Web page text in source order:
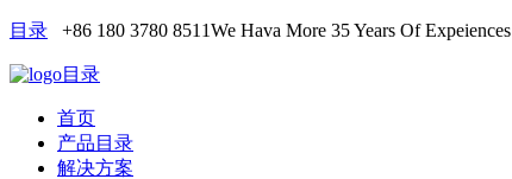
目录 +86 180 3780 8511We Hava More 35 Years Of Expeiences
目录
首页
产品目录
解决方案